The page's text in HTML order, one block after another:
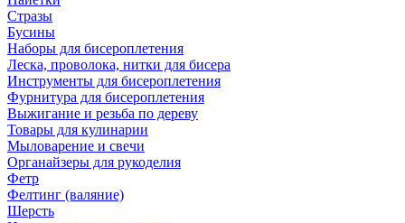
Стразы
Бусины
Наборы для бисероплетения
Леска, проволока, нитки для бисера
Инструменты для бисероплетения
Фурнитура для бисероплетения
Выжигание и резьба по дереву
Товары для кулинарии
Мыловарение и свечи
Органайзеры для рукоделия
Фетр
Фелтинг (валяние)
Шерсть